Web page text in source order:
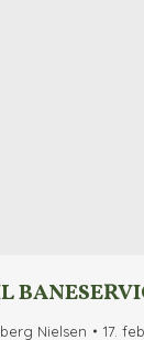
Nielsen 17.